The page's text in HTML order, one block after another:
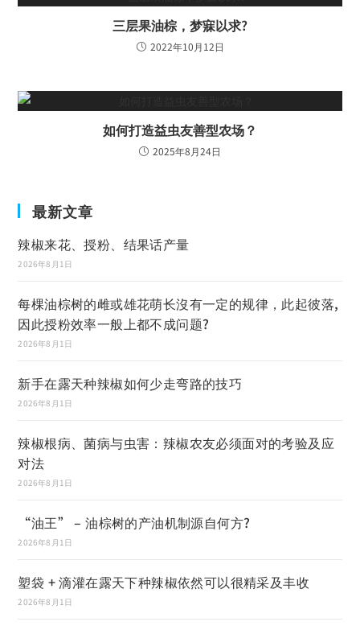
三层果油棕，梦寐以求?
2022年10月12日
如何打造益虫友善型农场？
2025年8月24日
最新文章
辣椒来花、授粉、结果话产量
2026年8月1日
每棵油棕树的雌或雄花萌长沒有一定的规律，此起彼落,
因此授粉效率一般上都不成问题?
2026年8月1日
新手在露天种辣椒如何少走弯路的技巧
2026年8月1日
辣椒根病、菌病与虫害：辣椒农友必须面对的考验及应
对法
2026年8月1日
“油王” – 油棕树的产油机制源自何方?
2026年8月1日
塑袋 + 滴灌在露天下种辣椒依然可以很精采及丰收
2026年8月1日